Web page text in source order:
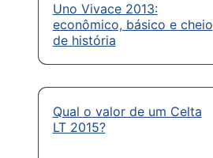
Uno Vivace 2013:
econômico, básico e cheio
de história
Qual o valor de um Celta
LT 2015?